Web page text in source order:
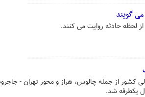
گویند
لحظه حادثه روایت می کنند.
کشور از جمله چالوس، هراز و محور تهران -
یکطرفه شد.